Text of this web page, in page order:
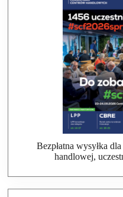
Bezpłatna wysyłka
handlowej,